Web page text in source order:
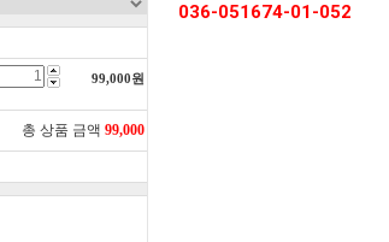
036-051674-01-052
99,000원
총 상품 금액 99,000